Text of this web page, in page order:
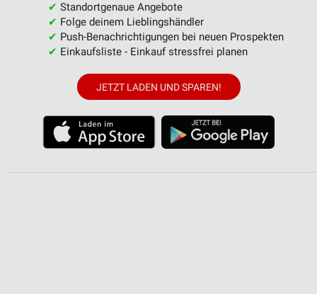
✔ Standortgenaue Angebote
✔ Folge deinem Lieblingshändler
✔ Push-Benachrichtigungen bei neuen Prospekten
✔ Einkaufsliste - Einkauf stressfrei planen
JETZT LADEN UND SPAREN!